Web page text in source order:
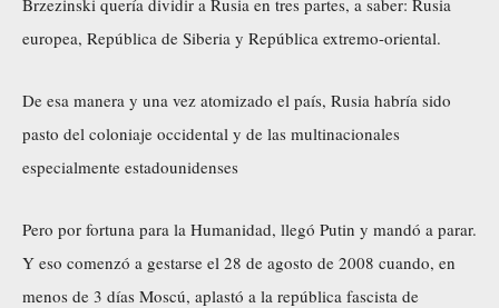
europea, República de Siberia y República extremo-oriental.
De esa manera y una vez atomizado el país, Rusia habría sido
pasto del coloniaje occidental y de las multinacionales
especialmente estadounidenses
Pero por fortuna para la Humanidad, llegó Putin y mandó a parar.
Y eso comenzó a gestarse el 28 de agosto de 2008 cuando, en
menos de 3 días Moscú, aplastó a la república fascista de